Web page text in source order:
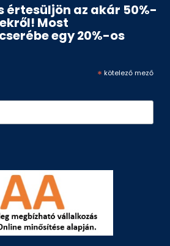
értesüljön az akár 50%-
Most
egy 20%-os
* kötelező mező